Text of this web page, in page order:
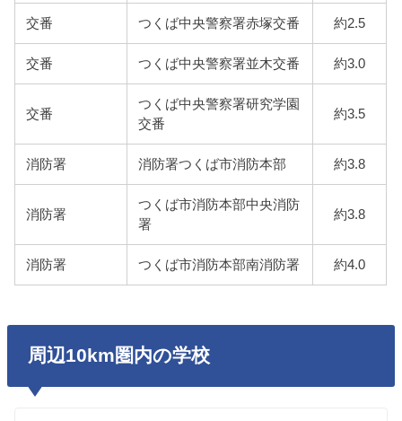
交番 つくば中央警察署赤塚交番 約2.5
交番 つくば中央警察署並木交番 約3.0
交番
つくば中央警察署研究学園
交番
約3.5
消防署 消防署つくば市消防本部 約3.8
消防署
つくば市消防本部中央消防
署
約3.8
消防署 つくば市消防本部南消防署 約4.0
周辺10km圏内の学校